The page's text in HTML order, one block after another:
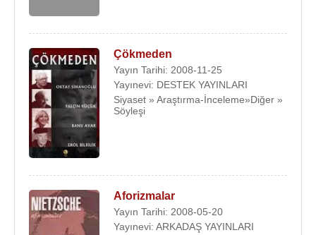
Çökmeden
Yayın Tarihi: 2008-11-25
Yayınevi: DESTEK YAYINLARI
Siyaset » Araştırma-İnceleme»Diğer »
Söyleşi
Aforizmalar
Yayın Tarihi: 2008-05-20
Yayınevi: ARKADAŞ YAYINLARI